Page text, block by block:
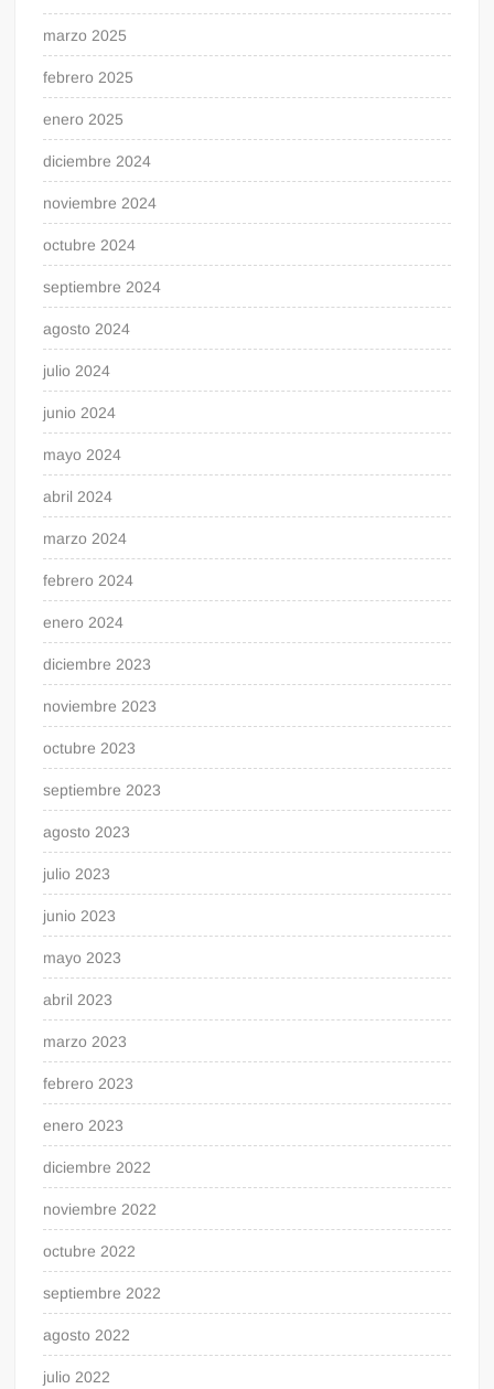
marzo 2025
febrero 2025
enero 2025
diciembre 2024
noviembre 2024
octubre 2024
septiembre 2024
agosto 2024
julio 2024
junio 2024
mayo 2024
abril 2024
marzo 2024
febrero 2024
enero 2024
diciembre 2023
noviembre 2023
octubre 2023
septiembre 2023
agosto 2023
julio 2023
junio 2023
mayo 2023
abril 2023
marzo 2023
febrero 2023
enero 2023
diciembre 2022
noviembre 2022
octubre 2022
septiembre 2022
agosto 2022
julio 2022